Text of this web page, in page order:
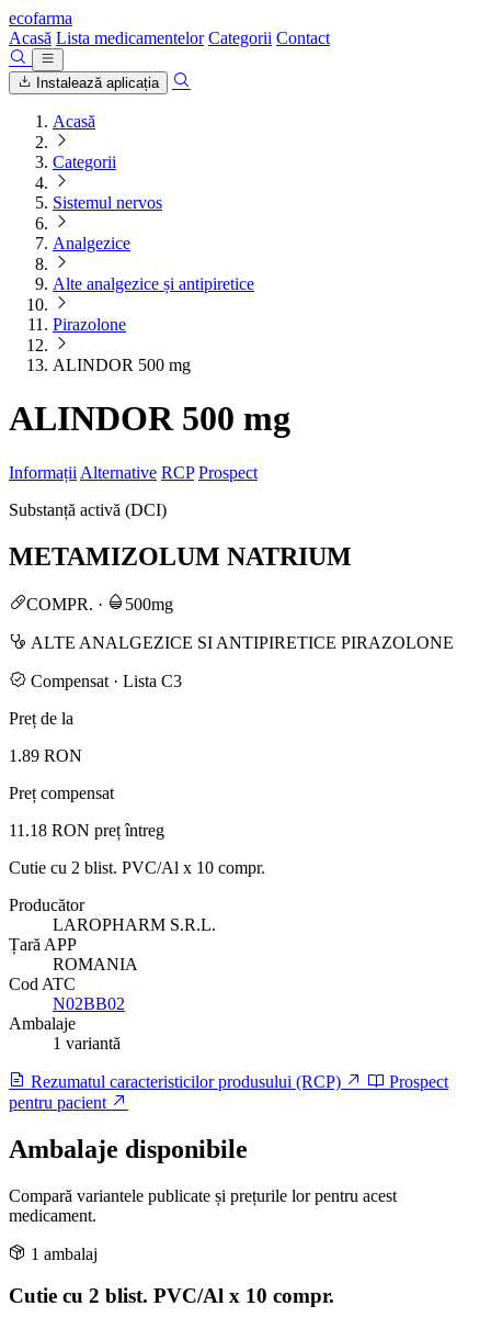
ecofarma
Acasă Lista medicamentelor Categorii Contact
Instalează aplicația
Acasă
Categorii
Sistemul nervos
Analgezice
Alte analgezice și antipiretice
Pirazolone
ALINDOR 500 mg
ALINDOR 500 mg
Informații Alternative RCP Prospect
Substanță activă (DCI)
METAMIZOLUM NATRIUM
COMPR. · 500mg
ALTE ANALGEZICE SI ANTIPIRETICE PIRAZOLONE
Compensat · Lista C3
Preț de la
1.89 RON
Preț compensat
11.18 RON preț întreg
Cutie cu 2 blist. PVC/Al x 10 compr.
Producător
LAROPHARM S.R.L.
Țară APP
ROMANIA
Cod ATC
N02BB02
Ambalaje
1 variantă
Rezumatul caracteristicilor produsului (RCP)
Prospect
pentru pacient
Ambalaje disponibile
Compară variantele publicate și prețurile lor pentru acest
medicament.
1 ambalaj
Cutie cu 2 blist. PVC/Al x 10 compr.